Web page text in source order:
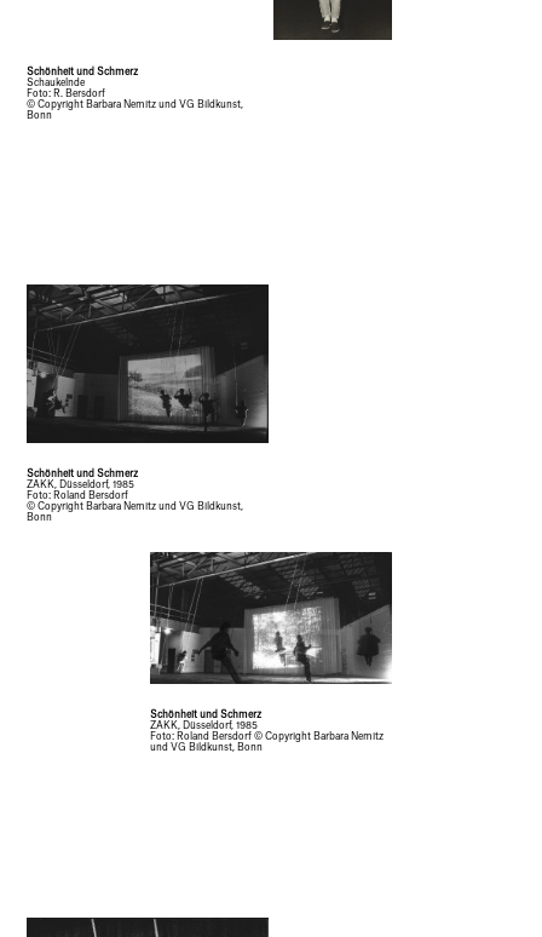
Schönheit und Schmerz
Schaukelnde
Foto: R. Bersdorf
© Copyright Barbara Nemitz und VG Bildkunst,
Bonn
Schönheit und Schmerz
ZAKK, Düsseldorf, 1985
Foto: Roland Bersdorf
© Copyright Barbara Nemitz und VG Bildkunst,
Bonn
Schönheit und Schmerz
ZAKK, Düsseldorf, 1985
Foto: Roland Bersdorf © Copyright Barbara Nemitz
und VG Bildkunst, Bonn